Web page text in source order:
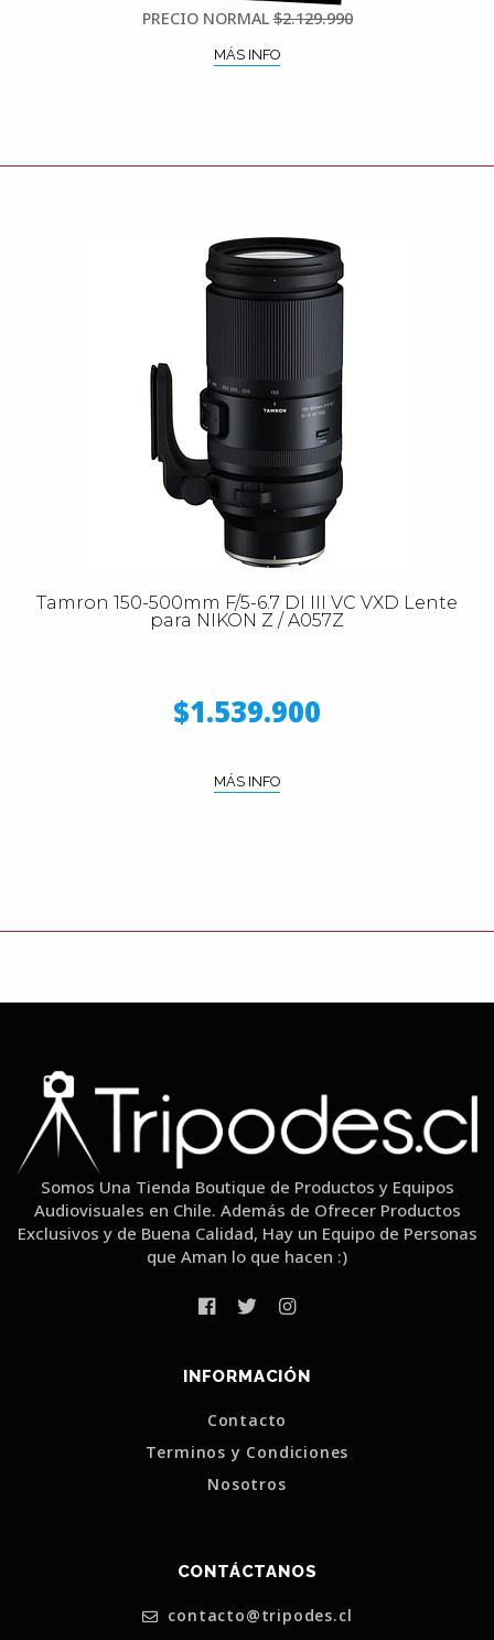
PRECIO NORMAL$2.129.990
MÁS INFO
Tamron 150-500mm F/5-6.7 DI III VC VXD Lente
para NIKON Z / A057Z
$1.539.900
MÁS INFO
Somos Una Tienda Boutique de Productos y Equipos
Audiovisuales en Chile. Además de Ofrecer Productos
Exclusivos y de Buena Calidad, Hay un Equipo de Personas
que Aman lo que hacen :)
INFORMACIÓN
Contacto
Terminos y Condiciones
Nosotros
CONTÁCTANOS
contacto@tripodes.cl